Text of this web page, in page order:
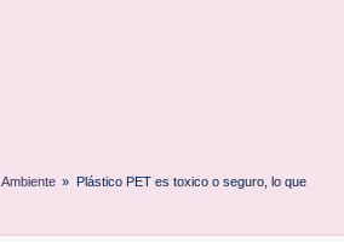
» Plástico PET es toxico o seguro, lo que